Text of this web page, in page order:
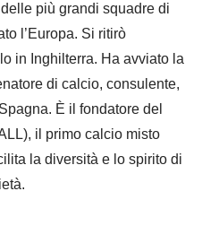
più grandi squadre di
l’Europa. Si ritirò
in Inghilterra. Ha avviato la
di calcio, consulente,
È il fondatore del
il primo calcio misto
la diversità e lo spirito di